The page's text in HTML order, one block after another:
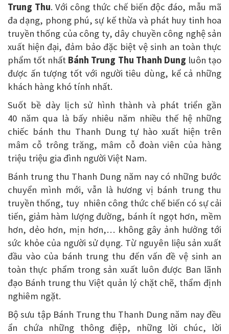
Trung Thu. Với công thức chế biến độc đáo, mẫu mã
đa dạng, phong phú, sự kế thừa và phát huy tinh hoa
truyền thống của công ty, dây chuyền công nghệ sản
xuất hiện đại, đảm bảo đặc biệt vệ sinh an toàn thực
phẩm tốt nhất Bánh Trung Thu Thanh Dung luôn tạo
được ấn tượng tốt với người tiêu dùng, kể cả những
khách hàng khó tính nhất.
Suốt bề dày lịch sử hình thành và phát triển gần
40 năm qua là bấy nhiêu năm nhiều thế hệ những
chiếc bánh thu Thanh Dung tự hào xuất hiện trên
mâm cỗ trông trăng, mâm cỗ đoàn viên của hàng
triệu triệu gia đình người Việt Nam.
Bánh trung thu Thanh Dung năm nay có những bước
chuyển mình mới, vẫn là hương vị bánh trung thu
truyền thống, tuy nhiên công thức chế biến có sự cải
tiến, giảm hàm lượng đường, bánh ít ngọt hơn, mềm
hơn, dẻo hơn, mịn hơn,… không gây ảnh hưởng tới
sức khỏe của người sử dụng. Từ nguyên liệu sản xuất
đầu vào của bánh trung thu đến vấn đề vệ sinh an
toàn thực phẩm trong sản xuất luôn được Ban lãnh
đạo Bánh trung thu Việt quản lý chặt chẽ, thẩm định
nghiêm ngặt.
Bộ sưu tập Bánh Trung thu Thanh Dung năm nay đều
ẩn chứa những thông điệp, những lời chúc, lời